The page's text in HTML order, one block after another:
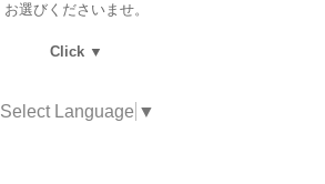
お選びくださいませ。
Click ▼
Select Language ▼